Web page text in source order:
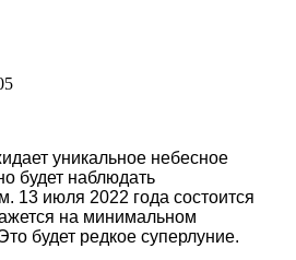
уникальное небесное
будет наблюдать
13 июля 2022 года состоится
на минимальном
будет редкое суперлуние.